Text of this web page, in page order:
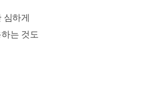
하게
는 것도